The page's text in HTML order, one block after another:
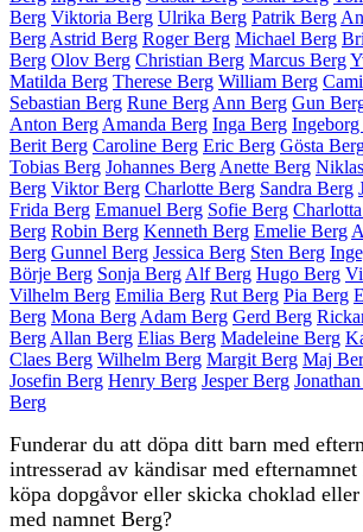
Berg Viktoria Berg Ulrika Berg Patrik Berg
Berg Astrid Berg Roger Berg Michael Berg
Berg Olov Berg Christian Berg Marcus Berg
Matilda Berg Therese Berg William Berg
Sebastian Berg Rune Berg Ann Berg Gun
Anton Berg Amanda Berg Inga Berg
Berit Berg Caroline Berg Eric Berg Gösta
Tobias Berg Johannes Berg Anette Berg
Berg Viktor Berg Charlotte Berg Sandra Berg
Frida Berg Emanuel Berg Sofie Berg
Berg Robin Berg Kenneth Berg Emelie Berg
Berg Gunnel Berg Jessica Berg Sten Berg
Börje Berg Sonja Berg Alf Berg Hugo Berg
Vilhelm Berg Emilia Berg Rut Berg Pia Berg
Berg Mona Berg Adam Berg Gerd Berg
Berg Allan Berg Elias Berg Madeleine Berg
Claes Berg Wilhelm Berg Margit Berg Maj
Josefin Berg Henry Berg Jesper Berg
Berg
Funderar du att döpa ditt barn med
intresserad av kändisar med
köpa dopgåvor eller skicka choklad
med namnet Berg?